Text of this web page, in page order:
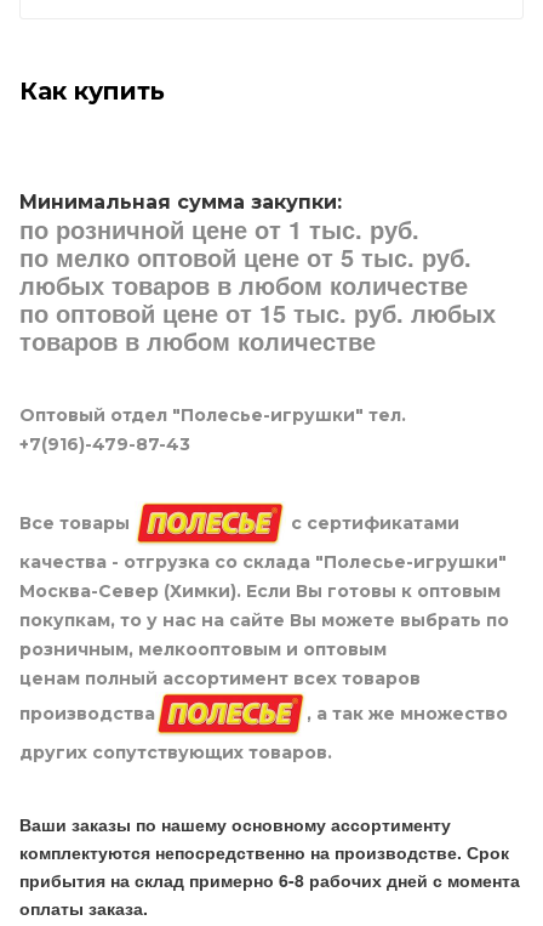
Как купить
Минимальная сумма закупки:
по розничной цене от 1 тыс. руб.
по мелко оптовой цене от 5 тыс. руб.
любых товаров в любом количестве
по оптовой цене от 15 тыс. руб. любых
товаров в любом количестве
Оптовый отдел "Полесье-игрушки" тел.
+7(916)-479-87-43
Все товары
с сертификатами
качества - отгрузка со склада "Полесье-игрушки"
Москва-Север (Химки). Если Вы готовы к оптовым
покупкам, то у нас на сайте Вы можете выбрать по
розничным, мелкооптовым и оптовым
ценам полный ассортимент всех товаров
производства
, а так же множество
других сопутствующих товаров.
Ваши заказы по нашему основному ассортименту
комплектуются непосредственно на производстве. Срок
прибытия на склад примерно 6-8 рабочих дней с момента
оплаты заказа.